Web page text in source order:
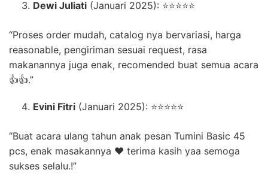
Dewi Juliati (Januari 2025): ⭐⭐⭐⭐⭐
“Proses order mudah, catalog nya bervariasi, harga
reasonable, pengiriman sesuai request, rasa
makanannya juga enak, recomended buat semua acara
👍👍.”
Evini Fitri (Januari 2025): ⭐⭐⭐⭐⭐
“Buat acara ulang tahun anak pesan Tumini Basic 45
pcs, enak masakannya ❤️ terima kasih yaa semoga
sukses selalu.!”